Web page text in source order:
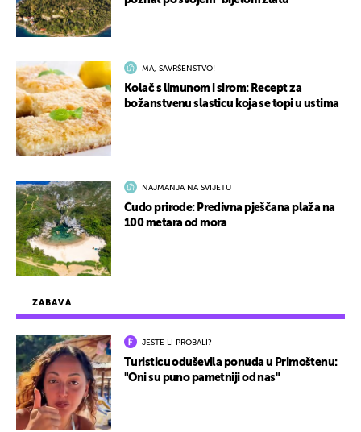
ZABAVA
JESTE LI PROBALI?
Turisticu oduševila ponuda u Primoštenu:
"Oni su puno pametniji od nas"
MA, SAVRŠENSTVO!
Kolač s limunom i sirom: Recept za
božanstvenu slasticu koja se topi u ustima
NAJMANJA NA SVIJETU
Čudo prirode: Predivna pješčana plaža na
100 metara od mora